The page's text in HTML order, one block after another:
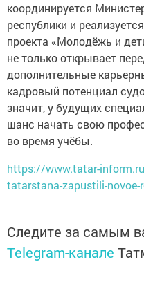
координируется
республики и
проекта «Молодёжь и
не только открывает
дополнительные
кадровый потенциал
значит, у будущих
шанс начать свою
во время учёбы.
https://www.tatar-
tatarstana-zapustili-novoe-
Следите за самым
Telegram-канале